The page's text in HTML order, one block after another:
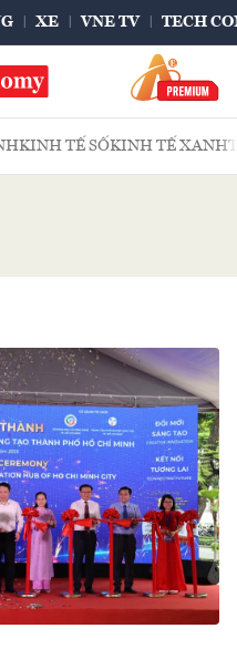
XE VNE TV TECH
KINH TẾ SỐKINH TẾ XANH